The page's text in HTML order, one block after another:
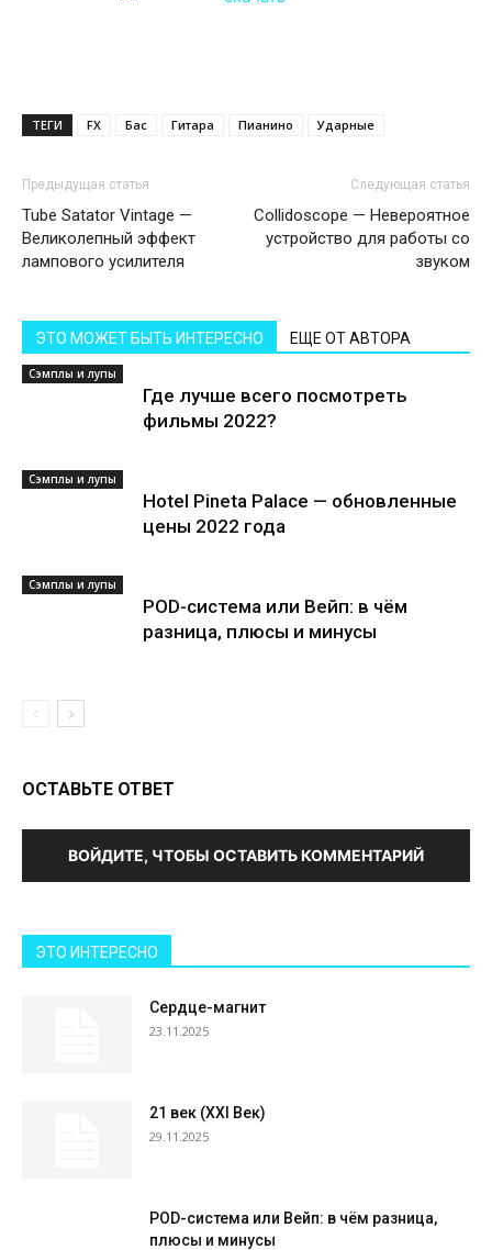
ТЕГИ FX Бас Гитара Пианино Ударные
Предыдущая статья
Tube Satator Vintage —
Великолепный эффект
лампового усилителя
Следующая статья
Collidoscope — Невероятное
устройство для работы со
звуком
ЭТО МОЖЕТ БЫТЬ ИНТЕРЕСНО ЕЩЕ ОТ АВТОРА
Сэмплы и лупы
Где лучше всего посмотреть
фильмы 2022?
Сэмплы и лупы
Hotel Pineta Palace — обновленные
цены 2022 года
Сэмплы и лупы
POD-система или Вейп: в чём
разница, плюсы и минусы
ОСТАВЬТЕ ОТВЕТ
ВОЙДИТЕ, ЧТОБЫ ОСТАВИТЬ КОММЕНТАРИЙ
ЭТО ИНТЕРЕСНО
Сердце-магнит
23.11.2025
21 век (XXI Век)
29.11.2025
POD-система или Вейп: в чём разница,
плюсы и минусы